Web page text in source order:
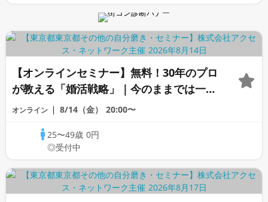
【オンラインセミナー】無料！30年のプロ
が教える「婚活戦略」｜今のままでは一生
変わらないと感じる男性へ
オンライン 8/14（金） 20:00〜
25〜49歳0円
◎受付中